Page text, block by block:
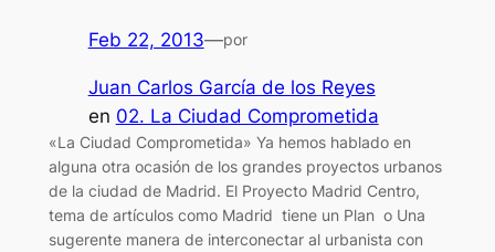
Feb 22, 2013—por
Juan Carlos García de los Reyes
en 02. La Ciudad Comprometida
«La Ciudad Comprometida» Ya hemos hablado en
alguna otra ocasión de los grandes proyectos urbanos
de la ciudad de Madrid. El Proyecto Madrid Centro,
tema de artículos como Madrid tiene un Plan o Una
sugerente manera de interconectar al urbanista con